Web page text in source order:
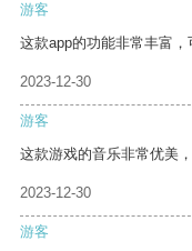
游客
这款app的功能非常丰富，
2023-12-30
游客
这款游戏的音乐非常优美
2023-12-30
游客